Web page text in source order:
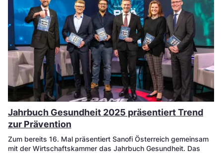
Jahrbuch Gesundheit 2025 präsentiert Trend
zur Prävention
Zum bereits 16. Mal präsentiert Sanofi Österreich gemeinsam
mit der Wirtschaftskammer das Jahrbuch Gesundheit. Das